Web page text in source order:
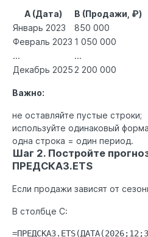
A (Дата)
B (Продажи, ₽)
Январь 2023
850 000
Февраль 2023 1 050 000
...
...
Декабрь 2025 2 200 000
Важно:
не оставляйте пустые строки;
используйте одинаковый
одна строка = один период.
Шаг 2. Постройте
ПРЕДСКАЗ.ETS
Если продажи зависят от
В столбце C: